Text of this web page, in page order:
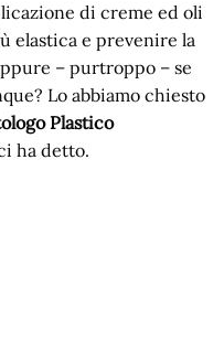
di creme ed oli
elastica e prevenire la
– purtroppo – se
Lo abbiamo chiesto
Plastico
ha detto.